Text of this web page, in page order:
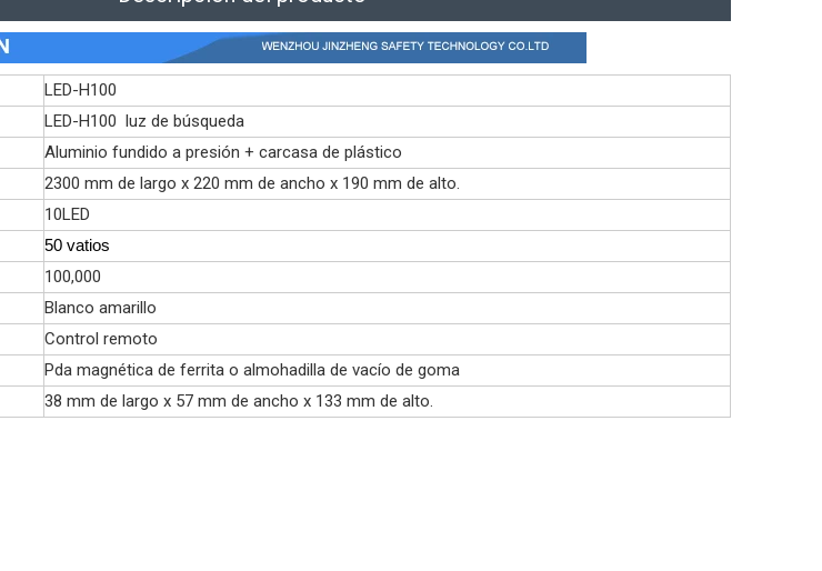
LED-H100
LED-H100 luz de búsqueda
Aluminio fundido a presión + carcasa de plástico
2300 mm de largo x 220 mm de ancho x 190 mm de alto.
10LED
50 vatios
100,000
Blanco amarillo
Control remoto
Pda magnética de ferrita o almohadilla de vacío de goma
38 mm de largo x 57 mm de ancho x 133 mm de alto.